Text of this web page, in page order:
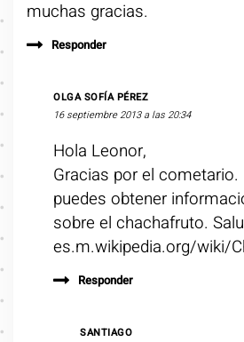
muchas gracias.
Responder
OLGA SOFÍA PÉREZ
16 septiembre 2013 a las 20:34
Hola Leonor,
Gracias por el cometario.
puedes obtener
sobre el chachafruto.
es.m.wikipedia.org/wiki/
Responder
SANTIAGO